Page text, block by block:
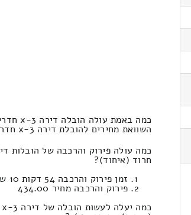
כמה באמת עולה הובלה דירה 3-x חדרים מזוהר לעין חרוד (איחוד)?
השוואת מחירים להובלת דירה 3-x חדרים מזוהר לעין חרוד (איחוד) 2600 – 2000 שקל
חרוד (איחוד)?
זמן פירוק והרכבה 54 דקות 10 שניות
פירוק והרכבה מחיר 434.00